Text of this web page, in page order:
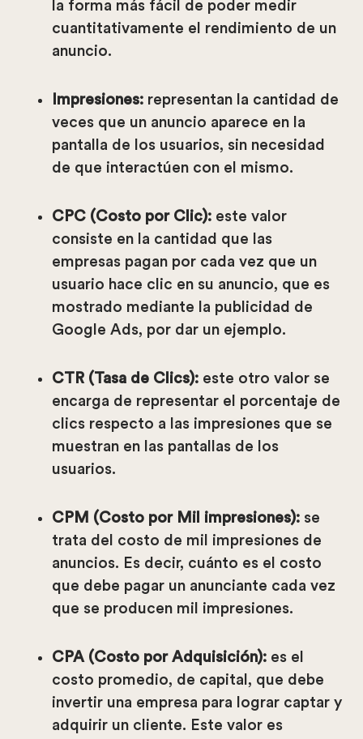
la forma más fácil de poder medir
cuantitativamente el rendimiento de un
anuncio.
Impresiones: representan la cantidad de
veces que un anuncio aparece en la
pantalla de los usuarios, sin necesidad
de que interactúen con el mismo.
CPC (Costo por Clic): este valor
consiste en la cantidad que las
empresas pagan por cada vez que un
usuario hace clic en su anuncio, que es
mostrado mediante la publicidad de
Google Ads, por dar un ejemplo.
CTR (Tasa de Clics): este otro valor se
encarga de representar el porcentaje de
clics respecto a las impresiones que se
muestran en las pantallas de los
usuarios.
CPM (Costo por Mil impresiones): se
trata del costo de mil impresiones de
anuncios. Es decir, cuánto es el costo
que debe pagar un anunciante cada vez
que se producen mil impresiones.
CPA (Costo por Adquisición): es el
costo promedio, de capital, que debe
invertir una empresa para lograr captar y
adquirir un cliente. Este valor es